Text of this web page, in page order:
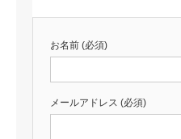
お名前 (必須)
メールアドレス (必須)